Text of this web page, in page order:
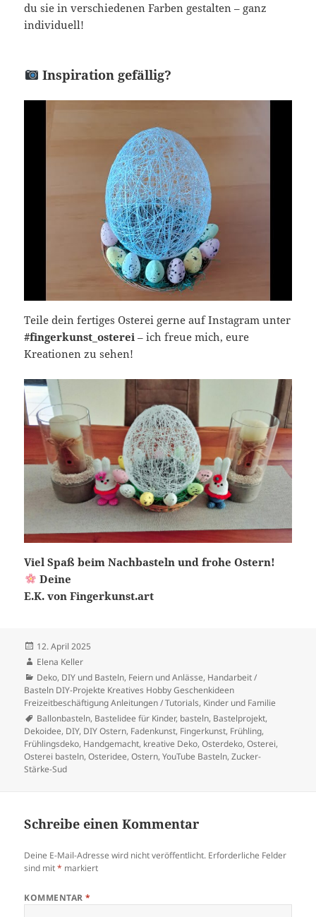
du sie in verschiedenen Farben gestalten – ganz
individuell!
Inspiration gefällig?
Teile dein fertiges Osterei gerne auf Instagram unter
#fingerkunst_osterei – ich freue mich, eure
Kreationen zu sehen!
Viel Spaß beim Nachbasteln und frohe Ostern!
Deine
E.K. von Fingerkunst.art
Veröffentlicht
am
12. April 2025
Autor
Elena Keller
Kategorien
Deko, DIY und Basteln, Feiern und Anlässe, Handarbeit /
Basteln DIY-Projekte Kreatives Hobby Geschenkideen
Freizeitbeschäftigung Anleitungen / Tutorials, Kinder und Familie
Schlagwörter
Ballonbasteln, Bastelidee für Kinder, basteln, Bastelprojekt,
Dekoidee, DIY, DIY Ostern, Fadenkunst, Fingerkunst, Frühling,
Frühlingsdeko, Handgemacht, kreative Deko,Osterdeko,Osterei,
Osterei basteln,Osteridee,Ostern,YouTube Basteln,Zucker-
Stärke-Sud
Schreibe einen Kommentar
Deine E-Mail-Adresse wird nicht veröffentlicht. Erforderliche Felder
sind mit* markiert
KOMMENTAR*